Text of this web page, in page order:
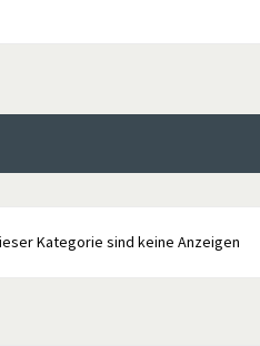
Kategorie sind keine Anzeigen